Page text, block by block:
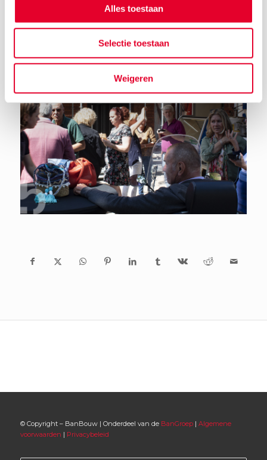
Alles toestaan
Selectie toestaan
Weigeren
© Copyright – BanBouw | Onderdeel van de BanGroep| Algemene
voorwaarden | Privacybeleid